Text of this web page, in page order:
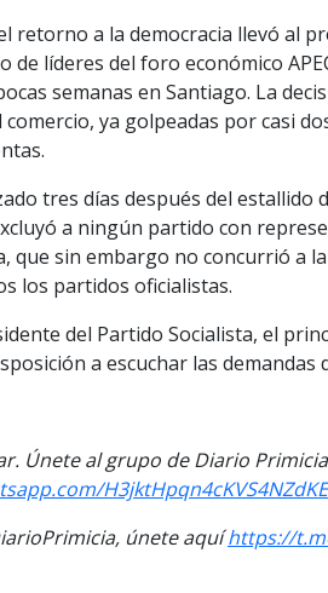
retorno a la democracia llevó al
líderes del foro económico
semanas en Santiago. La
ya golpeadas por casi
tres días después del estallido
a ningún partido con
que sin embargo no concurrió a
los partidos oficialistas.
del Partido Socialista, el
a escuchar las demandas
Únete al grupo de Diario
únete aquíhttps://